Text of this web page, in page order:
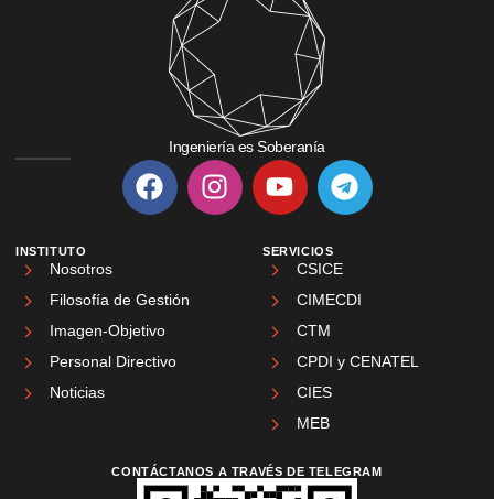
Ingeniería es Soberanía
INSTITUTO
Nosotros
Filosofía de Gestión
Imagen-Objetivo
Personal Directivo
Noticias
SERVICIOS
CSICE
CIMECDI
CTM
CPDI y CENATEL
CIES
MEB
CONTÁCTANOS A TRAVÉS DE TELEGRAM